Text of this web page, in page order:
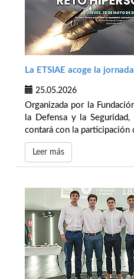
La ETSIAE acoge la
25.05.2026
Organizada por la
la Defensa y la
contará con la participación
Leer más